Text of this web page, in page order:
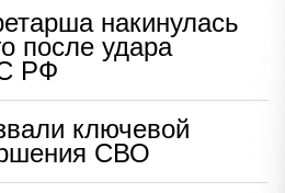
накинулась
после удара
РФ
ключевой
СВО